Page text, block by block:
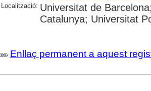
Localització: Universitat de
Catalunya; Universitat
Enllaç permanent a aquest